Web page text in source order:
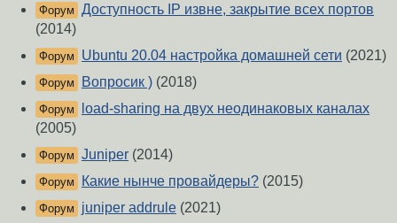
Форум Доступность IP извне, закрытие всех портов
(2014)
Форум Ubuntu 20.04 настройка домашней сети (2021)
Форум Вопросик ) (2018)
Форум
load-sharing на двух неодинаковых каналах
(2005)
Форум Juniper (2014)
Форум Какие нынче провайдеры? (2015)
Форум juniper addrule (2021)